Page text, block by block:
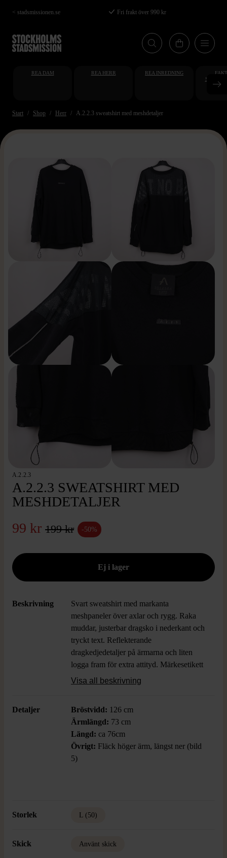
Hoppa
till
huvudinnehåll
< stadsmissionen.se Fri frakt över 990 kr
REA DAM REA HERR REA INREDNING
Start Shop Herr A.2.2.3 sweatshirt med meshdetaljer
A.2.2.3
A.2.2.3 SWEATSHIRT MED
MESHDETALJER
99 kr 199 kr -50%
Beskrivning
Svart sweatshirt med markanta
meshpaneler över axlar och rygg. Raka
muddar, justerbar dragsko i nederkant och
tryckt text. Reflekterande
dragkedjedetaljer på ärmarna och liten
logga fram för extra attityd. Märkesetikett
i nacken.
Visa all beskrivning
Detaljer Bröstvidd: 126 cm
Ärmlängd: 73 cm
Längd: ca 76cm
Övrigt: Fläck höger ärm, längst ner (bild
5)
Storlek L (50)
Skick Använt skick